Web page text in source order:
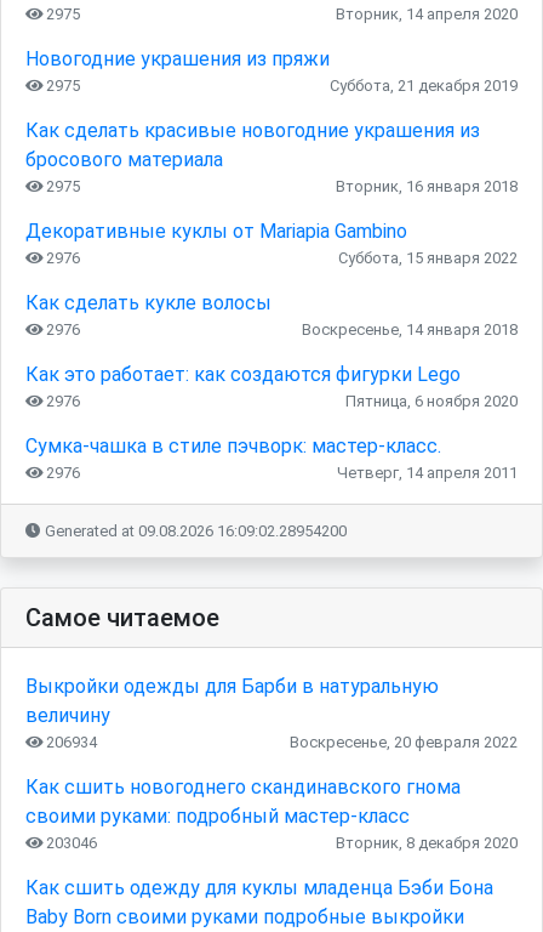
2975 Вторник, 14 апреля 2020
Новогодние украшения из пряжи
2975 Суббота, 21 декабря 2019
Как сделать красивые новогодние украшения из
бросового материала
2975 Вторник, 16 января 2018
Декоративные куклы от Mariapia Gambino
2976 Суббота, 15 января 2022
Как сделать кукле волосы
2976 Воскресенье, 14 января 2018
Как это работает: как создаются фигурки Lego
2976 Пятница, 6 ноября 2020
Сумка-чашка в стиле пэчворк: мастер-класс.
2976 Четверг, 14 апреля 2011
Generated at 09.08.2026 16:09:02.28954200
Самое читаемое
Выкройки одежды для Барби в натуральную
величину
206934 Воскресенье, 20 февраля 2022
Как сшить новогоднего скандинавского гнома
своими руками: подробный мастер-класс
203046 Вторник, 8 декабря 2020
Как сшить одежду для куклы младенца Бэби Бона
Baby Born своими руками подробные выкройки